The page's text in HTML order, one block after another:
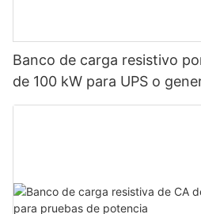
Banco de carga resistivo
de 100 kW para UPS o